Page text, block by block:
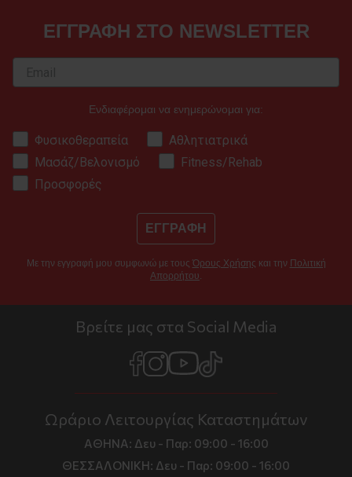
ΕΓΓΡΑΦΗ ΣΤΟ NEWSLETTER
Ενδιαφέρομαι να ενημερώνομαι για:
Φυσικοθεραπεία
Αθλητιατρικά
Μασάζ/Βελονισμό
Fitness/Rehab
Προσφορές
ΕΓΓΡΑΦΗ
Με την εγγραφή μου συμφωνώ με τους Όρους Χρήσης και την Πολιτική
Απορρήτου.
Βρείτε μας στα Social Media
Ωράριο Λειτουργίας Καταστημάτων
ΑΘΗΝΑ: Δευ - Παρ: 09:00 - 16:00
ΘΕΣΣΑΛΟΝΙΚΗ: Δευ - Παρ: 09:00 - 16:00